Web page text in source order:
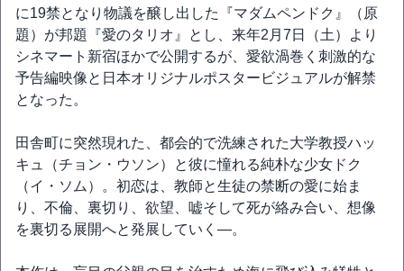
に19禁となり物議を醸し出した『マダムペンドク』（原
題）が邦題『愛のタリオ』とし、来年2月7日（土）より
シネマート新宿ほかで公開するが、愛欲渦巻く刺激的な
予告編映像と日本オリジナルポスタービジュアルが解禁
となった。
田舎町に突然現れた、都会的で洗練された大学教授ハッ
キュ（チョン・ウソン）と彼に憧れる純朴な少女ドク
（イ・ソム）。初恋は、教師と生徒の禁断の愛に始ま
り、不倫、裏切り、欲望、嘘そして死が絡み合い、想像
を裏切る展開へと発展していく―。